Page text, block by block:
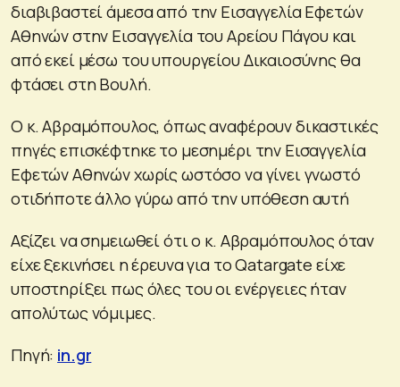
διαβιβαστεί άμεσα από την Εισαγγελία Εφετών
Αθηνών στην Εισαγγελία του Αρείου Πάγου και
από εκεί μέσω του υπουργείου Δικαιοσύνης θα
φτάσει στη Βουλή.
Ο κ. Αβραμόπουλος, όπως αναφέρουν δικαστικές
πηγές επισκέφτηκε το μεσημέρι την Εισαγγελία
Εφετών Αθηνών χωρίς ωστόσο να γίνει γνωστό
οτιδήποτε άλλο γύρω από την υπόθεση αυτή
Αξίζει να σημειωθεί ότι ο κ. Αβραμόπουλος όταν
είχε ξεκινήσει η έρευνα για το Qatargate είχε
υποστηρίξει πως όλες του οι ενέργειες ήταν
απολύτως νόμιμες.
Πηγή: in.gr